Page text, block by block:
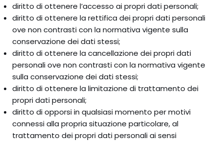
diritto di ottenere l’accesso ai propri dati personali;
diritto di ottenere la rettifica dei propri dati personali
ove non contrasti con la normativa vigente sulla
conservazione dei dati stessi;
diritto di ottenere la cancellazione dei propri dati
personali ove non contrasti con la normativa vigente
sulla conservazione dei dati stessi;
diritto di ottenere la limitazione di trattamento dei
propri dati personali;
diritto di opporsi in qualsiasi momento per motivi
connessi alla propria situazione particolare, al
trattamento dei propri dati personali ai sensi